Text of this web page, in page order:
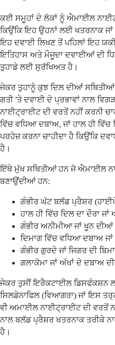
ਕਈ ਸਮੂਹਾਂ ਦੇ ਲੋਕਾਂ ਨੂੰ ਐਮਾਈਲ
ਕਿਉਂਕਿ ਇਹ ਉਹਨਾਂ ਲਈ ਖਤਰਨਾਕ
ਇਹ ਦਵਾਈ ਲਿਖਣ ਤੋਂ ਪਹਿਲਾਂ ਇਹ
ਇਤਿਹਾਸ ਅਤੇ ਮੌਜੂਦਾ ਦਵਾਈਆਂ ਦੀ
ਤੁਹਾਡੇ ਲਈ ਸੁਰੱਖਿਅਤ ਹੈ।
ਜੇਕਰ ਤੁਹਾਨੂੰ ਕੁਝ ਦਿਲ ਦੀਆਂ
ਗਤੀ 'ਤੇ ਦਵਾਈ ਦੇ ਪ੍ਰਭਾਵਾਂ ਨਾਲ
ਨਾਈਟ੍ਰਾਈਟ ਦੀ ਵਰਤੋਂ ਨਹੀਂ ਕਰਨੀ
ਵਿੱਚ ਵਧਿਆ ਦਬਾਅ, ਜਾਂ ਹਾਲ ਹੀ
ਪਰਹੇਜ਼ ਕਰਨਾ ਚਾਹੀਦਾ ਹੈ ਕਿਉਂਕਿ
ਹੈ।
ਇੱਥੇ ਮੁੱਖ ਸਥਿਤੀਆਂ ਹਨ ਜੋ ਐਮਾਈਲ
ਬਣਾਉਂਦੀਆਂ ਹਨ:
ਗੰਭੀਰ ਘੱਟ ਬਲੱਡ ਪ੍ਰੈਸ਼ਰ
ਹਾਲ ਹੀ ਵਿੱਚ ਦਿਲ ਦਾ ਦੌਰਾ
ਗੰਭੀਰ ਅਨੀਮੀਆ ਜਾਂ ਖੂਨ ਦੀਆਂ
ਦਿਮਾਗ ਵਿੱਚ ਵਧਿਆ ਦਬਾਅ ਜਾਂ
ਗੰਭੀਰ ਗੁਰਦੇ ਜਾਂ ਜਿਗਰ ਦੀ
ਗਲਾਕੋਮਾ ਜਾਂ ਅੱਖਾਂ ਦੇ ਦਬਾਅ
ਜੇਕਰ ਤੁਸੀਂ ਇਰੈਕਟਾਈਲ ਡਿਸਫੰਕਸ਼ਨ
ਸਿਲਡੇਨਾਫਿਲ (ਵਿਆਗਰਾ) ਜਾਂ ਇਸ
ਵੀ ਅਮਾਈਲ ਨਾਈਟ੍ਰਾਈਟ ਦੀ ਵਰਤੋਂ
ਨਾਲ ਬਲੱਡ ਪ੍ਰੈਸ਼ਰ ਖਤਰਨਾਕ ਤਰੀਕੇ
ਹੈ।